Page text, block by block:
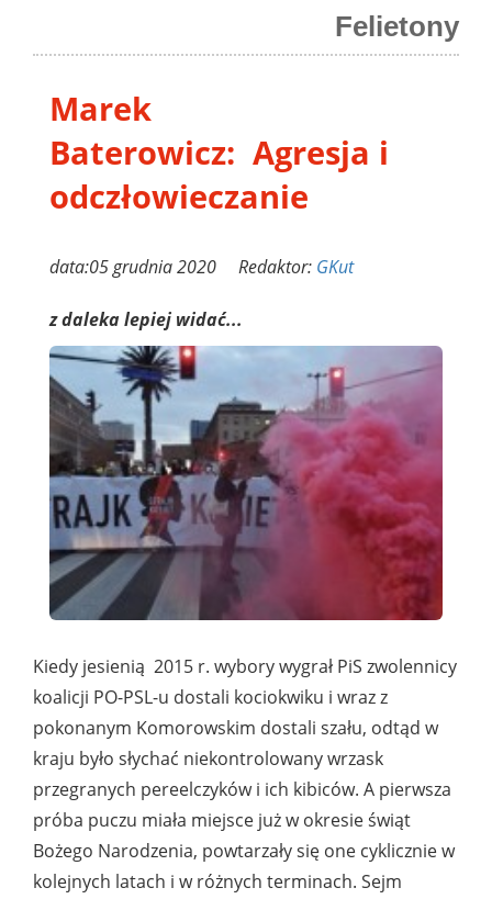
Felietony
Marek
Baterowicz: Agresja i
odczłowieczanie
data:05 grudnia 2020 Redaktor: GKut
z daleka lepiej widać...
Kiedy jesienią 2015 r. wybory wygrał PiS zwolennicy
koalicji PO-PSL-u dostali kociokwiku i wraz z
pokonanym Komorowskim dostali szału, odtąd w
kraju było słychać niekontrolowany wrzask
przegranych pereelczyków i ich kibiców. A pierwsza
próba puczu miała miejsce już w okresie świąt
Bożego Narodzenia, powtarzały się one cyklicznie w
kolejnych latach i w różnych terminach. Sejm